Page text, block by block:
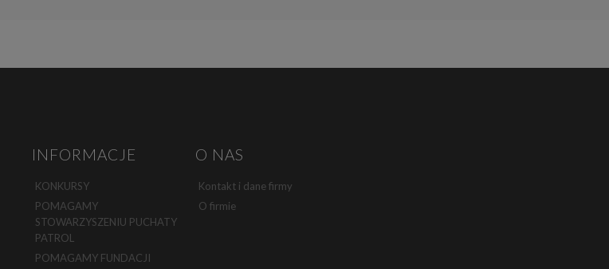
INFORMACJE
KONKURSY
POMAGAMY
STOWARZYSZENIU PUCHATY
PATROL
POMAGAMY FUNDACJI
O NAS
Kontakt i dane firmy
O firmie